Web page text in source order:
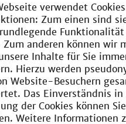
im In- und Ausland fort
unbefristete Bionik-
bislang einzige an einem
Museum –
Kongress in Baden-
der Ausstellung
Aspekt von Bionik
der Veranstaltung
verwendet
Zum einen sind
Funktionalität
Zum anderen können wir
Inhalte für Sie
Hierzu werden
Website-Besuchern
Das Einverständnis in
der Cookies können
Weitere Informationen